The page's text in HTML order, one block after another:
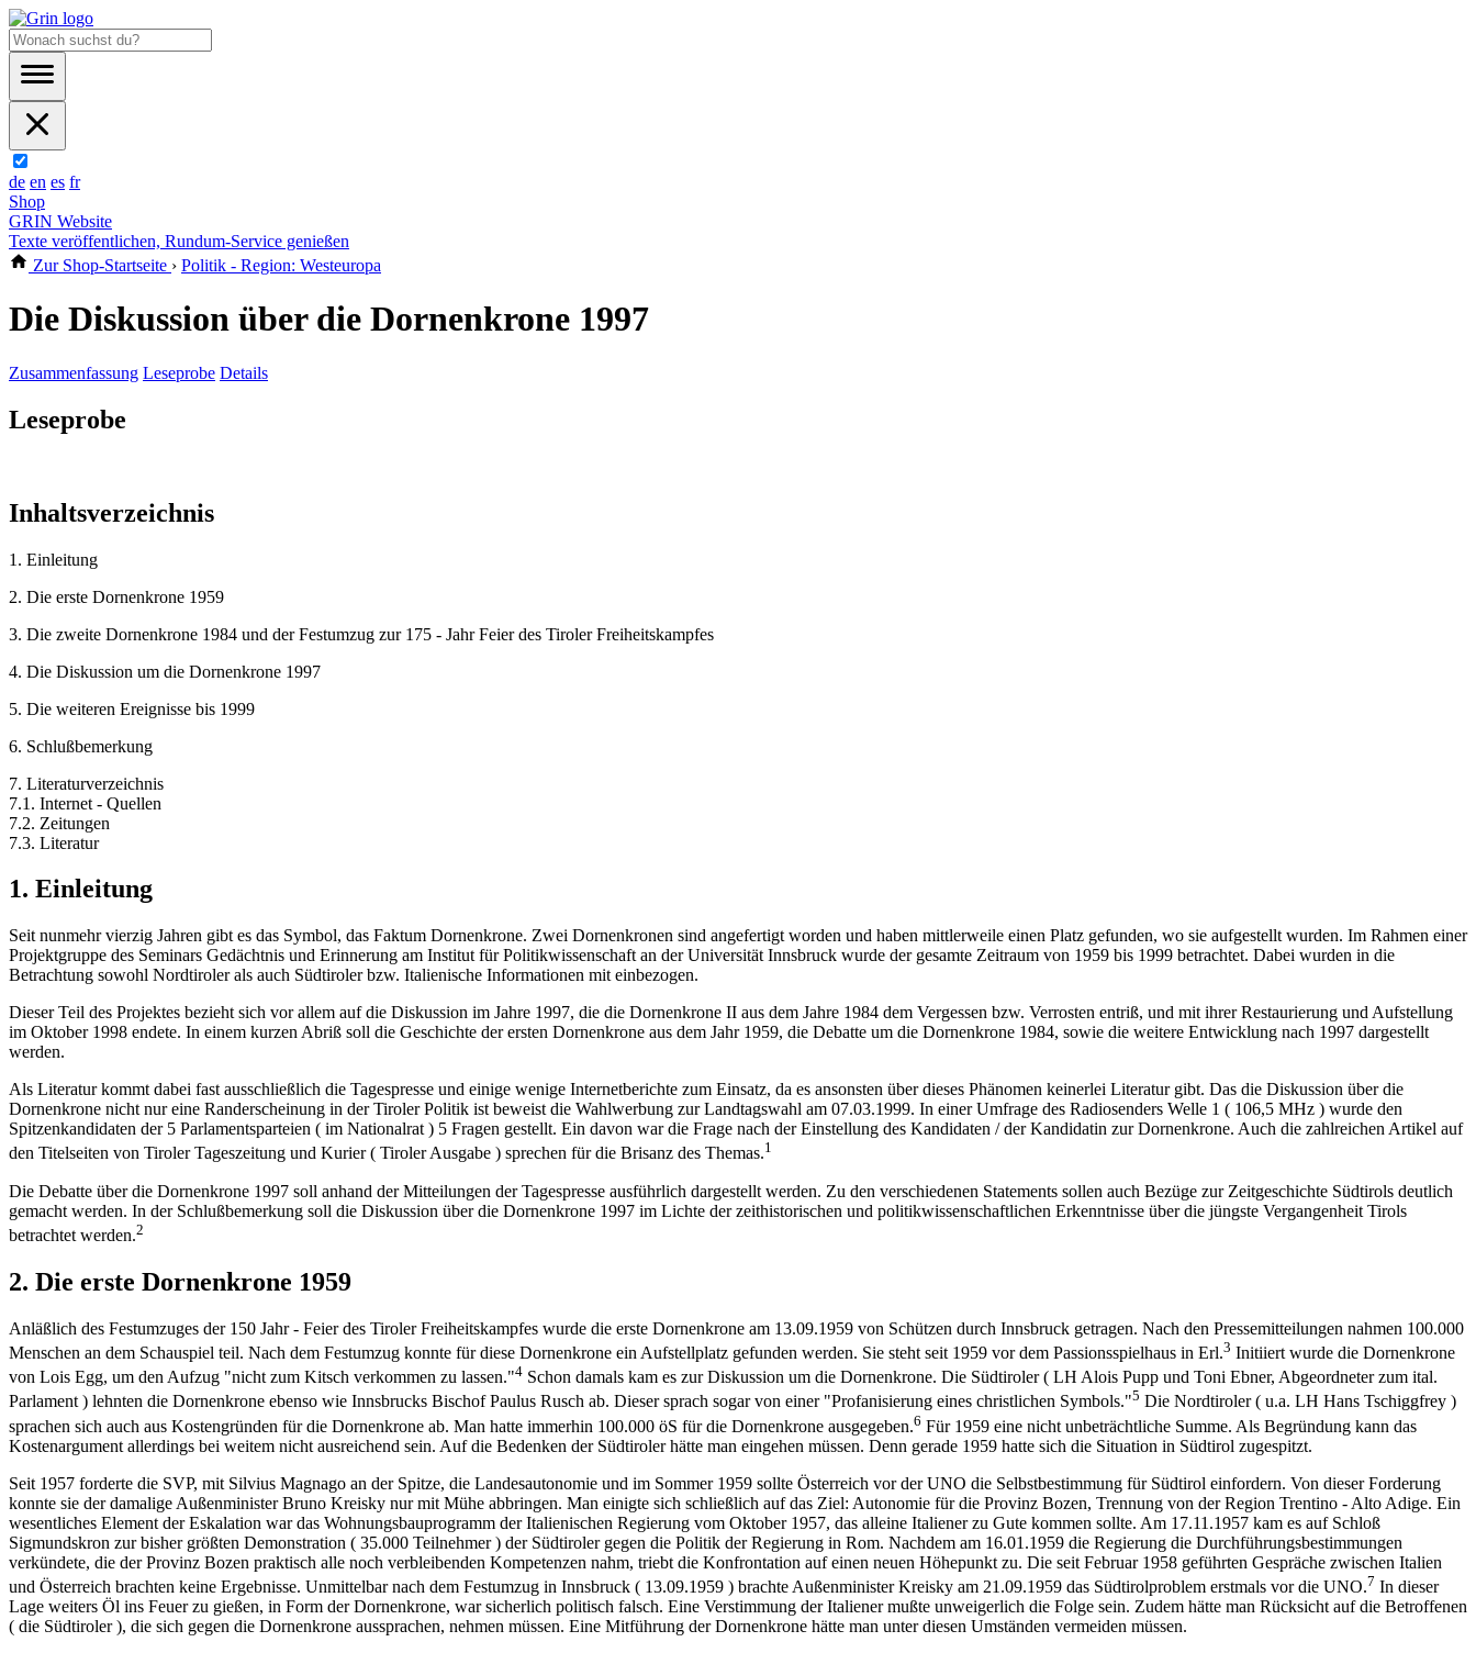
de en es fr
Shop
GRIN Website
Texte veröffentlichen, Rundum-Service genießen
Zur Shop-Startseite › Politik - Region: Westeuropa
Die Diskussion über die Dornenkrone 1997
Zusammenfassung Leseprobe Details
Leseprobe
Inhaltsverzeichnis
1. Einleitung
2. Die erste Dornenkrone 1959
3. Die zweite Dornenkrone 1984 und der Festumzug zur 175 - Jahr Feier des Tiroler Freiheitskampfes
4. Die Diskussion um die Dornenkrone 1997
5. Die weiteren Ereignisse bis 1999
6. Schlußbemerkung
7. Literaturverzeichnis
7.1. Internet - Quellen
7.2. Zeitungen
7.3. Literatur
1. Einleitung
Seit nunmehr vierzig Jahren gibt es das Symbol, das Faktum Dornenkrone. Zwei Dornenkronen sind angefertigt worden und haben mittlerweile einen Platz gefunden, wo sie aufgestellt wurden. Im Rahmen einer
Projektgruppe des Seminars Gedächtnis und Erinnerung am Institut für Politikwissenschaft an der Universität Innsbruck wurde der gesamte Zeitraum von 1959 bis 1999 betrachtet. Dabei wurden in die
Betrachtung sowohl Nordtiroler als auch Südtiroler bzw. Italienische Informationen mit einbezogen.
Dieser Teil des Projektes bezieht sich vor allem auf die Diskussion im Jahre 1997, die die Dornenkrone II aus dem Jahre 1984 dem Vergessen bzw. Verrosten entriß, und mit ihrer Restaurierung und Aufstellung
im Oktober 1998 endete. In einem kurzen Abriß soll die Geschichte der ersten Dornenkrone aus dem Jahr 1959, die Debatte um die Dornenkrone 1984, sowie die weitere Entwicklung nach 1997 dargestellt
werden.
Als Literatur kommt dabei fast ausschließlich die Tagespresse und einige wenige Internetberichte zum Einsatz, da es ansonsten über dieses Phänomen keinerlei Literatur gibt. Das die Diskussion über die
Dornenkrone nicht nur eine Randerscheinung in der Tiroler Politik ist beweist die Wahlwerbung zur Landtagswahl am 07.03.1999. In einer Umfrage des Radiosenders Welle 1 ( 106,5 MHz ) wurde den
Spitzenkandidaten der 5 Parlamentsparteien ( im Nationalrat ) 5 Fragen gestellt. Ein davon war die Frage nach der Einstellung des Kandidaten / der Kandidatin zur Dornenkrone. Auch die zahlreichen Artikel auf
den Titelseiten von Tiroler Tageszeitung und Kurier ( Tiroler Ausgabe ) sprechen für die Brisanz des Themas.1
Die Debatte über die Dornenkrone 1997 soll anhand der Mitteilungen der Tagespresse ausführlich dargestellt werden. Zu den verschiedenen Statements sollen auch Bezüge zur Zeitgeschichte Südtirols deutlich
gemacht werden. In der Schlußbemerkung soll die Diskussion über die Dornenkrone 1997 im Lichte der zeithistorischen und politikwissenschaftlichen Erkenntnisse über die jüngste Vergangenheit Tirols
betrachtet werden.2
2. Die erste Dornenkrone 1959
Anläßlich des Festumzuges der 150 Jahr - Feier des Tiroler Freiheitskampfes wurde die erste Dornenkrone am 13.09.1959 von Schützen durch Innsbruck getragen. Nach den Pressemitteilungen nahmen 100.000
Menschen an dem Schauspiel teil. Nach dem Festumzug konnte für diese Dornenkrone ein Aufstellplatz gefunden werden. Sie steht seit 1959 vor dem Passionsspielhaus in Erl.3 Initiiert wurde die Dornenkrone
von Lois Egg, um den Aufzug "nicht zum Kitsch verkommen zu lassen."4 Schon damals kam es zur Diskussion um die Dornenkrone. Die Südtiroler ( LH Alois Pupp und Toni Ebner, Abgeordneter zum ital.
Parlament ) lehnten die Dornenkrone ebenso wie Innsbrucks Bischof Paulus Rusch ab. Dieser sprach sogar von einer "Profanisierung eines christlichen Symbols."5 Die Nordtiroler ( u.a. LH Hans Tschiggfrey )
sprachen sich auch aus Kostengründen für die Dornenkrone ab. Man hatte immerhin 100.000 öS für die Dornenkrone ausgegeben.6 Für 1959 eine nicht unbeträchtliche Summe. Als Begründung kann das
Kostenargument allerdings bei weitem nicht ausreichend sein. Auf die Bedenken der Südtiroler hätte man eingehen müssen. Denn gerade 1959 hatte sich die Situation in Südtirol zugespitzt.
Seit 1957 forderte die SVP, mit Silvius Magnago an der Spitze, die Landesautonomie und im Sommer 1959 sollte Österreich vor der UNO die Selbstbestimmung für Südtirol einfordern. Von dieser Forderung
konnte sie der damalige Außenminister Bruno Kreisky nur mit Mühe abbringen. Man einigte sich schließlich auf das Ziel: Autonomie für die Provinz Bozen, Trennung von der Region Trentino - Alto Adige. Ein
wesentliches Element der Eskalation war das Wohnungsbauprogramm der Italienischen Regierung vom Oktober 1957, das alleine Italiener zu Gute kommen sollte. Am 17.11.1957 kam es auf Schloß
Sigmundskron zur bisher größten Demonstration ( 35.000 Teilnehmer ) der Südtiroler gegen die Politik der Regierung in Rom. Nachdem am 16.01.1959 die Regierung die Durchführungsbestimmungen
verkündete, die der Provinz Bozen praktisch alle noch verbleibenden Kompetenzen nahm, triebt die Konfrontation auf einen neuen Höhepunkt zu. Die seit Februar 1958 geführten Gespräche zwischen Italien
und Österreich brachten keine Ergebnisse. Unmittelbar nach dem Festumzug in Innsbruck ( 13.09.1959 ) brachte Außenminister Kreisky am 21.09.1959 das Südtirolproblem erstmals vor die UNO.7 In dieser
Lage weiters Öl ins Feuer zu gießen, in Form der Dornenkrone, war sicherlich politisch falsch. Eine Verstimmung der Italiener mußte unweigerlich die Folge sein. Zudem hätte man Rücksicht auf die Betroffenen
( die Südtiroler ), die sich gegen die Dornenkrone aussprachen, nehmen müssen. Eine Mitführung der Dornenkrone hätte man unter diesen Umständen vermeiden müssen.